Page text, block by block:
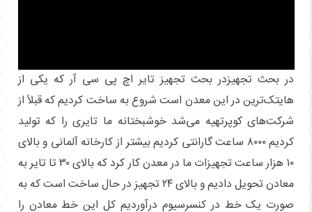
در بحث تجهیزدر بحث تجهیز تایر اچ پی سی آر که یکی از
هایتک‌ترین در این معدن است شروع به ساخت کردیم که قبلاً از
شرکت‌های کوپرتهیه می‌شد خوشبختانه ما تایری را که تولید
کردیم ۸۰۰۰ ساعت گارانتی کردیم بیشتر از کارخانه آلمانی و بالای
۱۰ هزار ساعت تجهیزات ما در معدن کار کرد که بالای ۳۰ تا تایر به
معادن تحویل دادیم و بالای ۲۴ تجهیز در حال ساخت است که به
صورت یک خط در کنسرسیوم درآوردیم کل این خط معادن را